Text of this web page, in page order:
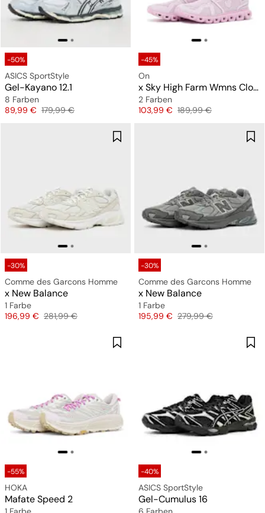
-50%
ASICS SportStyle
Gel-Kayano 12.1
8 Farben
Preis
89,99 € Originalpreis
179,99 €
-45%
On
x Sky High Farm Wmns Cloud 6
2 Farben
Preis
103,99 € Originalpreis
189,99 €
-30%
Comme des Garcons Homme
x New Balance
1 Farbe
Preis
196,99 € Originalpreis
281,99 €
-30%
Comme des Garcons Homme
x New Balance
1 Farbe
Preis
195,99 € Originalpreis
279,99 €
-55%
HOKA
Mafate Speed 2
-40%
ASICS SportStyle
Gel-Cumulus 16